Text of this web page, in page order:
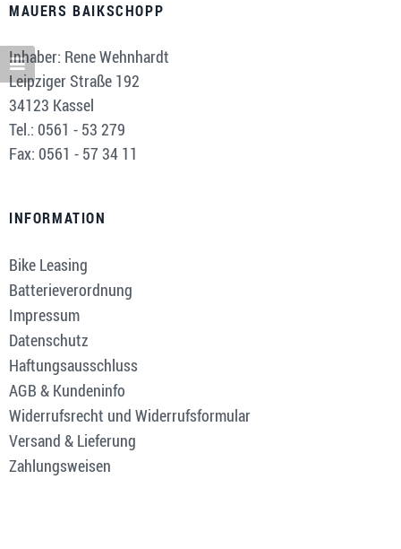
MAUERS BAIKSCHOPP
Inhaber: Rene Wehnhardt
Leipziger Straße 192
34123 Kassel
Tel.: 0561 - 53 279
Fax: 0561 - 57 34 11
INFORMATION
Bike Leasing
Batterieverordnung
Impressum
Datenschutz
Haftungsausschluss
AGB & Kundeninfo
Widerrufsrecht und Widerrufsformular
Versand & Lieferung
Zahlungsweisen